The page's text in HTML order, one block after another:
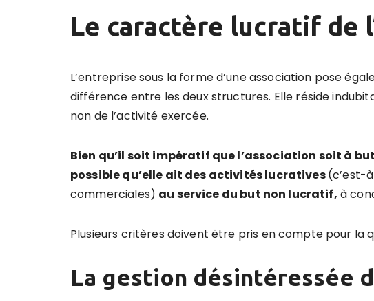
Le caractère lucratif de
L’entreprise sous la forme d’une association pose
différence entre les deux structures. Elle réside
non de l’activité exercée.
Bien qu’il soit impératif que l’association soit à
possible qu’elle ait des activités lucratives(c’est-
commerciales) au service du but non lucratif, à
Plusieurs critères doivent être pris en compte pour la
La gestion désintéressée